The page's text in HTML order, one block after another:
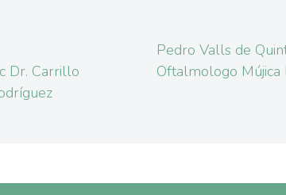
Pedro Valls de
Dr. Carrillo
Oftalmologo Mújica